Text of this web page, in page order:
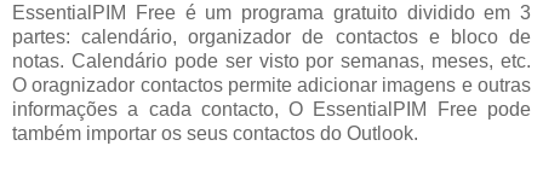
EssentialPIM Free é um programa gratuito dividido em 3
partes: calendário, organizador de contactos e bloco de
notas. Calendário pode ser visto por semanas, meses, etc.
O oragnizador contactos permite adicionar imagens e outras
informações a cada contacto, O EssentialPIM Free pode
também importar os seus contactos do Outlook.